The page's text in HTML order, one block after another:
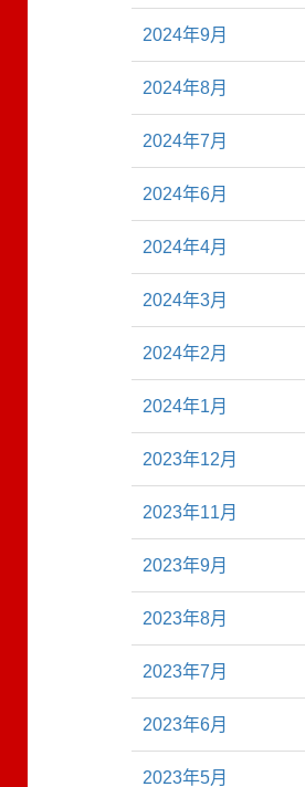
2024年9月
2024年8月
2024年7月
2024年6月
2024年4月
2024年3月
2024年2月
2024年1月
2023年12月
2023年11月
2023年9月
2023年8月
2023年7月
2023年6月
2023年5月